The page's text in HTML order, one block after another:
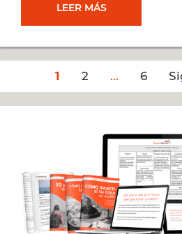
LEER MÁSCREAR
EMPRESA
DE
MODA
SIN
SER
Post
1 2 … 6